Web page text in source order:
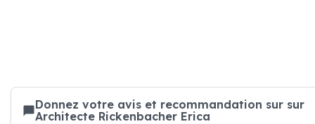
Donnez votre avis et recommandation sur sur
Architecte Rickenbacher Erica